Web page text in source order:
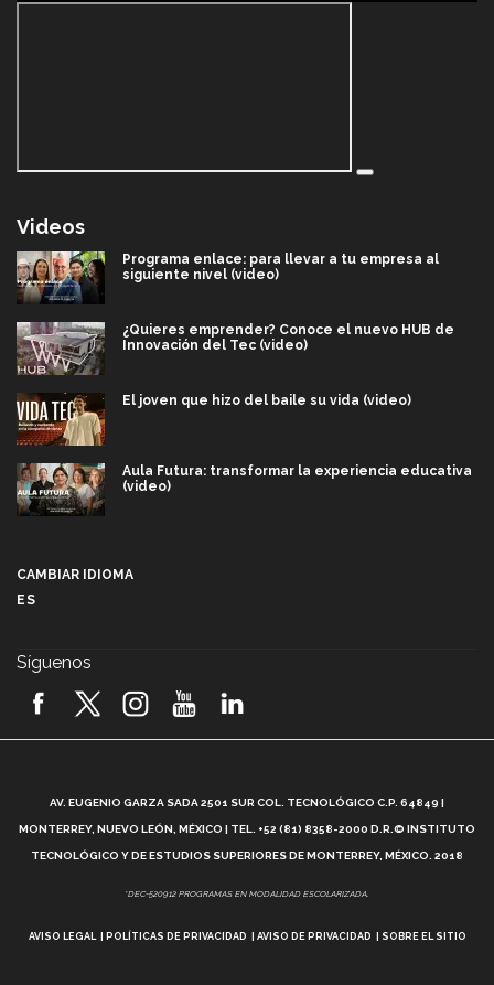
Videos
Programa enlace: para llevar a tu empresa al
siguiente nivel (video)
¿Quieres emprender? Conoce el nuevo HUB de
Innovación del Tec (video)
El joven que hizo del baile su vida (video)
Aula Futura: transformar la experiencia educativa
(video)
2026! (video)
¿Cómo es el Modelo Educativo Tec? (video)
Vida Tec: Feminismo e Inteligencia Artificial, Paola
CAMBIAR IDIOMA
ES
Síguenos
AV. EUGENIO GARZA SADA 2501 SUR COL. TECNOLÓGICO C.P. 64849 |
MONTERREY, NUEVO LEÓN, MÉXICO | TEL. +52 (81) 8358-2000 D.R.© INSTITUTO
TECNOLÓGICO Y DE ESTUDIOS SUPERIORES DE MONTERREY, MÉXICO. 2018
*DEC-520912 PROGRAMAS EN MODALIDAD ESCOLARIZADA.
AVISO LEGAL POLÍTICAS DE PRIVACIDAD AVISO DE PRIVACIDAD SOBRE EL SITIO